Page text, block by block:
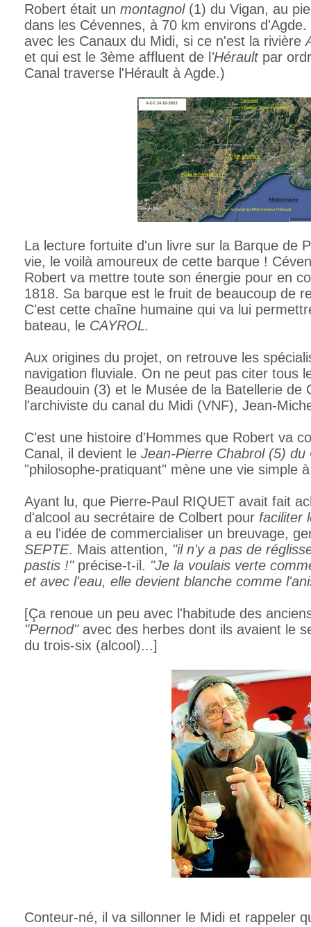
Robert était un montagnol (1) du Vigan, au
dans les Cévennes, à 70 km environs
avec les Canaux du Midi, si ce n'est la rivière
et qui est le 3ème affluent de l 'Héraultpar
Canal traverse l'Hérault à Agde.)
La lecture fortuite d'un livre sur la Barque de
vie, le voilà amoureux de cette barque !
Robert va mettre toute son énergie pour en
1818. Sa barque est le fruit de beaucoup de
C'est cette chaîne humaine qui va lui
bateau, le CAYROL.
Aux origines du projet, on retrouve les
navigation fluviale. On ne peut pas citer tous
Beaudouin (3) et le Musée de la Batellerie de
l'archiviste du canal du Midi (VNF), Jean-
C'est une histoire d'Hommes que Robert va
Canal, il devient le Jean-Pierre Chabrol (5) du
"philosophe-pratiquant" mène une vie simple
Ayant lu, que Pierre-Paul RIQUET avait fait
d'alcool au secrétaire de Colbert pour faciliter
a eu l'idée de commercialiser un breuvage,
SEPTE. Mais attention, "il n'y a pas de
pastis !"précise-t-il. "Je la voulais verte
et avec l'eau, elle devient blanche comme
[Ça renoue un peu avec l'habitude des
"Pernod"avec des herbes dont ils avaient le
du trois-six (alcool)...]
Conteur-né, il va sillonner le Midi et rappeler